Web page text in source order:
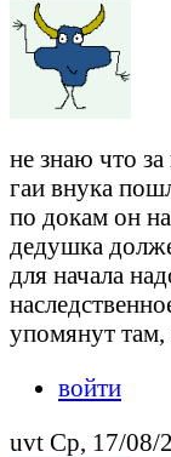
не знаю что
гаи внука
по докам он
дедушка
для начала
упомянут там,
войти
uvt Ср, 17/08/